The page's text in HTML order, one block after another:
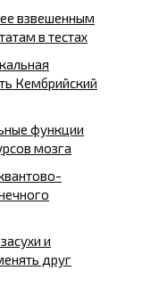
взвешенным
в тестах
Кембрийский
функции
мозга
и
друг